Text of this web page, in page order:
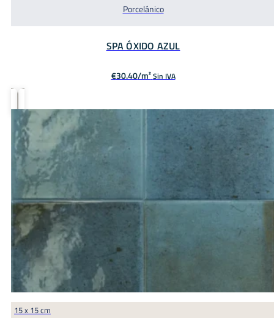
Porcelánico
SPA ÓXIDO AZUL
€30.40 Sin IVA
15 x 15 cm